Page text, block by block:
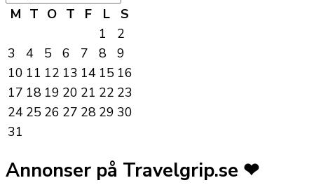
M T O T F L
S
1
2
3
4 5 6 7 8
9
10 11 12 13 14 15 16
17 18 19 20 21 22 23
24 25 26 27 28 29 30
31
Annonser på Travelgrip.se ❤